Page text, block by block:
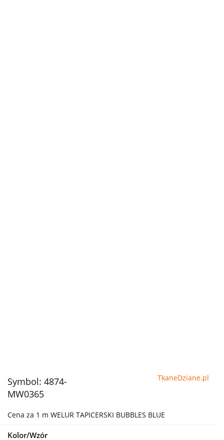
Symbol: 4874-
MW0365
TkaneDziane.pl
Cena za 1 m WELUR TAPICERSKI BUBBLES BLUE
Kolor/Wzór